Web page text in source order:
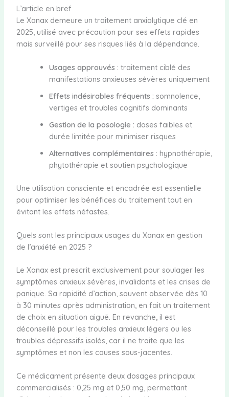
L’article en bref
Le Xanax demeure un traitement anxiolytique clé en
2025, utilisé avec précaution pour ses effets rapides
mais surveillé pour ses risques liés à la dépendance.
Usages approuvés : traitement ciblé des
manifestations anxieuses sévères uniquement
Effets indésirables fréquents : somnolence,
vertiges et troubles cognitifs dominants
Gestion de la posologie : doses faibles et
durée limitée pour minimiser risques
Alternatives complémentaires : hypnothérapie,
phytothérapie et soutien psychologique
Une utilisation consciente et encadrée est essentielle
pour optimiser les bénéfices du traitement tout en
évitant les effets néfastes.
Quels sont les principaux usages du Xanax en gestion
de l’anxiété en 2025 ?
Le Xanax est prescrit exclusivement pour soulager les
symptômes anxieux sévères, invalidants et les crises de
panique. Sa rapidité d’action, souvent observée dès 10
à 30 minutes après administration, en fait un traitement
de choix en situation aiguë. En revanche, il est
déconseillé pour les troubles anxieux légers ou les
troubles dépressifs isolés, car il ne traite que les
symptômes et non les causes sous-jacentes.
Ce médicament présente deux dosages principaux
commercialisés : 0,25 mg et 0,50 mg, permettant